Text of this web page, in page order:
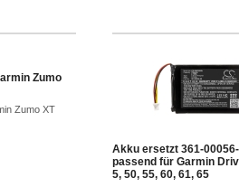
Zumo
Zumo XT
Akku ersetzt 361-
passend für Garmin
5, 50, 55, 60, 61, 65